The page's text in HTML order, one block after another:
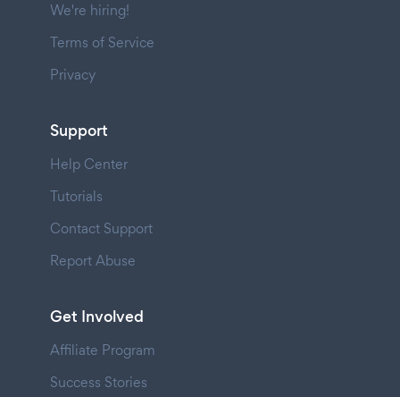
We're hiring!
Terms of Service
Privacy
Support
Help Center
Tutorials
Contact Support
Report Abuse
Get Involved
Affiliate Program
Success Stories